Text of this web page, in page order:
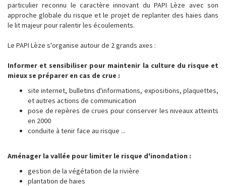
particulier reconnu le caractère innovant du PAPI Lèze avec son
approche globale du risque et le projet de replanter des haies dans
le lit majeur pour ralentir les écoulements.
Le PAPI Lèze s'organise autour de 2 grands axes :
Informer et sensibiliser pour maintenir la culture du risque et
mieux se préparer en cas de crue :
site internet, bulletins d'informations, expositions, plaquettes,
et autres actions de communication
pose de repères de crues pour conserver les niveaux atteints
en 2000
conduite à tenir face au risque ...
Aménager la vallée pour limiter le risque d'inondation :
gestion de la végétation de la rivière
plantation de haies